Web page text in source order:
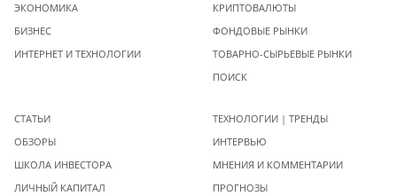
ЭКОНОМИКА
БИЗНЕС
ИНТЕРНЕТ И ТЕХНОЛОГИИ
КРИПТОВАЛЮТЫ
ФОНДОВЫЕ РЫНКИ
ТОВАРНО-СЫРЬЕВЫЕ РЫНКИ
ПОИСК
СТАТЬИ
ОБЗОРЫ
ШКОЛА ИНВЕСТОРА
ЛИЧНЫЙ КАПИТАЛ
ТЕХНОЛОГИИ | ТРЕНДЫ
ИНТЕРВЬЮ
МНЕНИЯ И КОММЕНТАРИИ
ПРОГНОЗЫ